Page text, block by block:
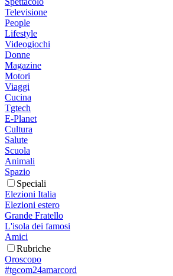
Televisione
People
Lifestyle
Videogiochi
Donne
Magazine
Motori
Viaggi
Cucina
Tgtech
E-Planet
Cultura
Salute
Scuola
Animali
Spazio
Speciali
Elezioni Italia
Elezioni estero
Grande Fratello
L'isola dei famosi
Amici
Rubriche
Oroscopo
#tgcom24amarcord